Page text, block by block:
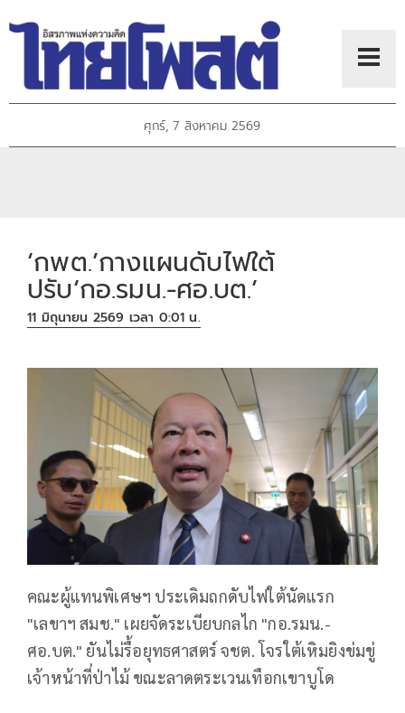
ศุกร์, 7 สิงหาคม 2569
‘กพต.’กางแผนดับไฟใต้
ปรับ‘กอ.รมน.-ศอ.บต.’
11 มิถุนายน 2569 เวลา 0:01 น.
คณะผู้แทนพิเศษฯ ประเดิมถกดับไฟใต้นัดแรก
"เลขาฯ สมช." เผยจัดระเบียบกลไก "กอ.รมน.-
ศอ.บต." ยันไม่รื้อยุทธศาสตร์ จชต. โจรใต้เหิมยิงข่มขู่
เจ้าหน้าที่ป่าไม้ ขณะลาดตระเวนเทือกเขาบูโด